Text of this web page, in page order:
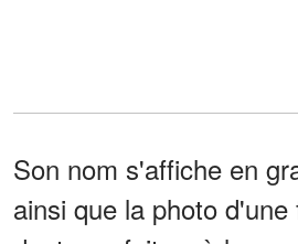
Son nom s'affiche en
ainsi que la photo